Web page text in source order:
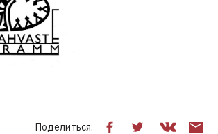
Поделиться: